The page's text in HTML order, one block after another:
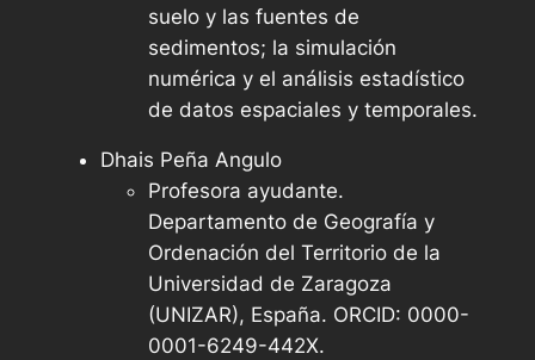
suelo y las fuentes de
sedimentos; la simulación
numérica y el análisis estadístico
de datos espaciales y temporales.
Dhais Peña Angulo
Profesora ayudante.
Departamento de Geografía y
Ordenación del Territorio de la
Universidad de Zaragoza
(UNIZAR), España. ORCID: 0000-
0001-6249-442X.